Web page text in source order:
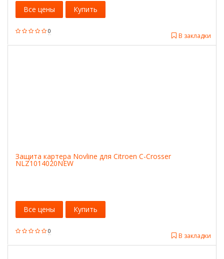
0
В закладки
Все цены Купить
Защита картера Novline для Citroen C-Crosser
NLZ1014020NEW
0
В закладки
Все цены Купить